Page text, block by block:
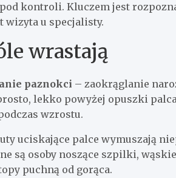
kontroli. Kluczem jest
wizyta u specjalisty.
wrastają
paznokci – zaokrąglanie
lekko powyżej opuszki
wzrostu.
uciskające palce wymuszają
są osoby noszące szpilki,
puchną od gorąca.